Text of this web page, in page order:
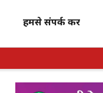
हमसे संपर्क करें